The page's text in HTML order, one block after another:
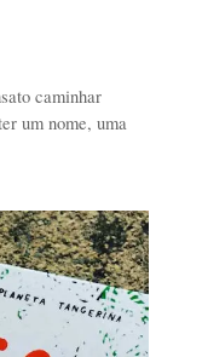
caminhar
um nome, uma